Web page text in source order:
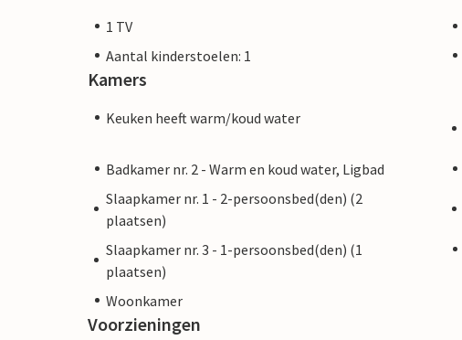
1 TV
Aantal kinderstoelen: 1
Kamers
Keuken heeft warm/koud water
Badkamer nr. 2 - Warm en koud water, Ligbad
Slaapkamer nr. 1 - 2-persoonsbed(den) (2
plaatsen)
Slaapkamer nr. 3 - 1-persoonsbed(den) (1
plaatsen)
Woonkamer
Voorzieningen